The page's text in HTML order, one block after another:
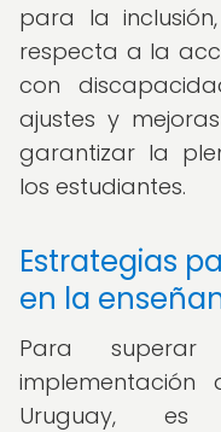
para la
respecta a la
con
ajustes y
garantizar la
los estudiantes.
Estrategias
en la
Para
implementación
Uruguay, es